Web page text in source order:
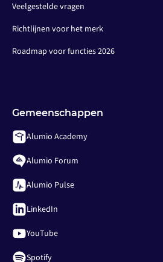
Veelgestelde vragen
Richtlijnen voor het merk
Roadmap voor functies 2026
Gemeenschappen
Alumio Academy
Alumio Forum
Alumio Pulse
LinkedIn
YouTube
Spotify